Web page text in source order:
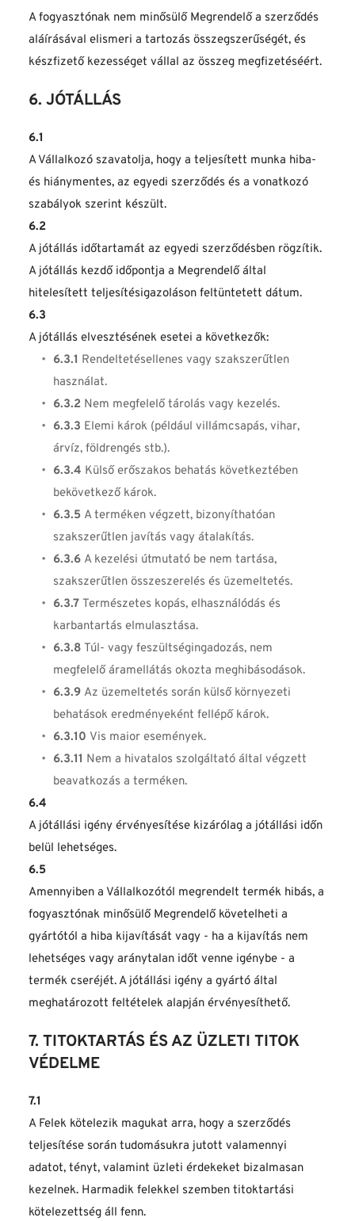
A fogyasztónak nem minősülő Megrendelő a szerződés
aláírásával elismeri a tartozás összegszerűségét, és
készfizető kezességet vállal az összeg megfizetéséért.
6. JÓTÁLLÁS
6.1
A Vállalkozó szavatolja, hogy a teljesített munka hiba-
és hiánymentes, az egyedi szerződés és a vonatkozó
szabályok szerint készült.
6.2
A jótállás időtartamát az egyedi szerződésben rögzítik.
A jótállás kezdő időpontja a Megrendelő által
hitelesített teljesítésigazoláson feltüntetett dátum.
6.3
A jótállás elvesztésének esetei a következők:
6.3.1 Rendeltetésellenes vagy szakszerűtlen
használat.
6.3.2 Nem megfelelő tárolás vagy kezelés.
6.3.3 Elemi károk (például villámcsapás, vihar,
árvíz, földrengés stb.).
6.3.4 Külső erőszakos behatás következtében
bekövetkező károk.
6.3.5 A terméken végzett, bizonyíthatóan
szakszerűtlen javítás vagy átalakítás.
6.3.6 A kezelési útmutató be nem tartása,
szakszerűtlen összeszerelés és üzemeltetés.
6.3.7 Természetes kopás, elhasználódás és
karbantartás elmulasztása.
6.3.8 Túl- vagy feszültségingadozás, nem
megfelelő áramellátás okozta meghibásodások.
6.3.9 Az üzemeltetés során külső környezeti
behatások eredményeként fellépő károk.
6.3.10 Vis maior események.
6.3.11 Nem a hivatalos szolgáltató által végzett
beavatkozás a terméken.
6.4
A jótállási igény érvényesítése kizárólag a jótállási időn
belül lehetséges.
6.5
Amennyiben a Vállalkozótól megrendelt termék hibás, a
fogyasztónak minősülő Megrendelő követelheti a
gyártótól a hiba kijavítását vagy - ha a kijavítás nem
lehetséges vagy aránytalan időt venne igénybe - a
termék cseréjét. A jótállási igény a gyártó által
meghatározott feltételek alapján érvényesíthető.
7. TITOKTARTÁS ÉS AZ ÜZLETI TITOK
VÉDELME
7.1
A Felek kötelezik magukat arra, hogy a szerződés
teljesítése során tudomásukra jutott valamennyi
adatot, tényt, valamint üzleti érdekeket bizalmasan
kezelnek. Harmadik felekkel szemben titoktartási
kötelezettség áll fenn.